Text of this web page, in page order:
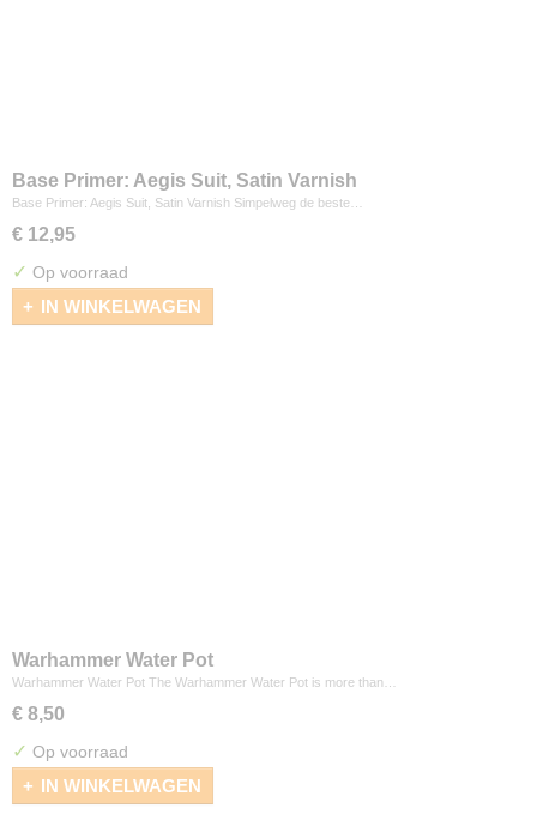
Base Primer: Aegis Suit, Satin Varnish
Base Primer: Aegis Suit, Satin Varnish Simpelweg de beste…
€ 12,95
✓ Op voorraad
IN WINKELWAGEN
Warhammer Water Pot
Warhammer Water Pot The Warhammer Water Pot is more than…
€ 8,50
✓ Op voorraad
IN WINKELWAGEN